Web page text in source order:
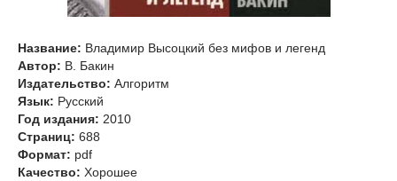
Название: Владимир Высоцкий без мифов и легенд
Автор: В. Бакин
Издательство: Алгоритм
Язык: Русский
Год издания: 2010
Страниц: 688
Формат: pdf
Качество: Хорошее